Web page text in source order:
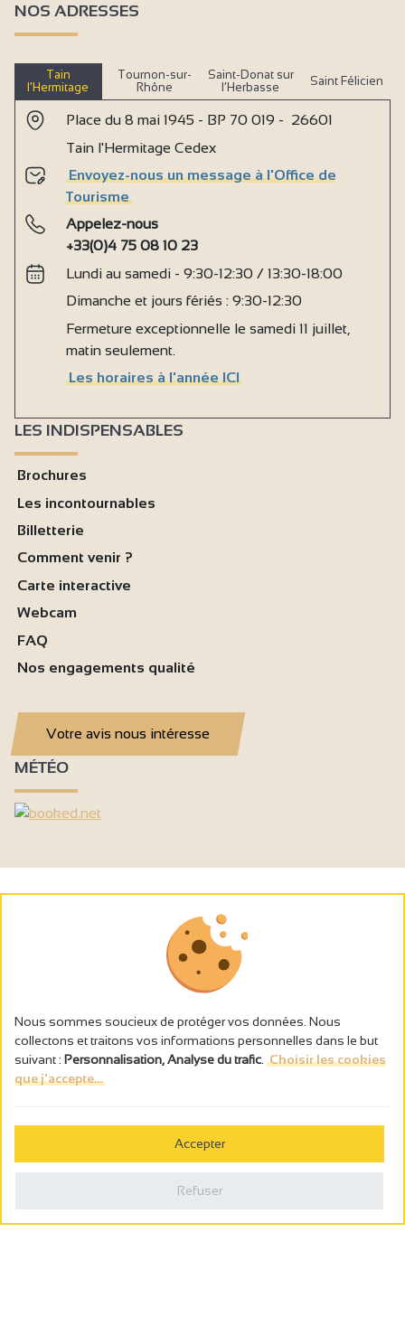
NOS ADRESSES
Tain
l’Hermitage
Tournon-sur-
Rhône
Saint-Donat sur
l’Herbasse
Saint Félicien
Place du 8 mai 1945 - BP 70 019 - 26601
Tain l'Hermitage Cedex
Envoyez-nous un message à l'Office de
Tourisme
Appelez-nous
+33(0)4 75 08 10 23
Lundi au samedi - 9:30-12:30 / 13:30-18:00
Dimanche et jours fériés : 9:30-12:30
Fermeture exceptionnelle le samedi 11 juillet,
matin seulement.
Les horaires à l'année ICI
LES INDISPENSABLES
Brochures
Les incontournables
Billetterie
Comment venir ?
Carte interactive
Webcam
FAQ
Nos engagements qualité
Votre avis nous intéresse
MÉTÉO
L’abus d’alcool est dangereux pour la santé, à consommer avec
Politique de confidentialité
Nous sommes soucieux de protéger vos données. Nous
collectons et traitons vos informations personnelles dans le but
suivant : Personnalisation, Analyse du trafic Choisir les cookies
que j'accepte...
Accepter
Refuser